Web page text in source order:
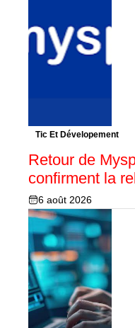
Tic Et Dévelopement
Retour de
confirment la
6 août 2026